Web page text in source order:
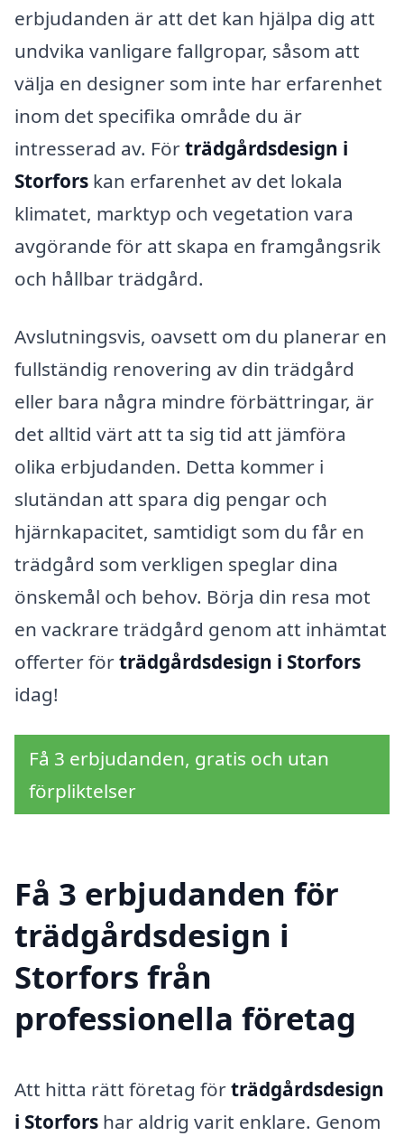
erbjudanden är att det kan hjälpa dig att
undvika vanligare fallgropar, såsom att
välja en designer som inte har erfarenhet
inom det specifika område du är
intresserad av. Förträdgårdsdesign i
Storfors kan erfarenhet av det lokala
klimatet, marktyp och vegetation vara
avgörande för att skapa en framgångsrik
och hållbar trädgård.
Avslutningsvis, oavsett om du planerar en
fullständig renovering av din trädgård
eller bara några mindre förbättringar, är
det alltid värt att ta sig tid att jämföra
olika erbjudanden. Detta kommer i
slutändan att spara dig pengar och
hjärnkapacitet, samtidigt som du får en
trädgård som verkligen speglar dina
önskemål och behov. Börja din resa mot
en vackrare trädgård genom att inhämtat
offerter förträdgårdsdesign i Storfors
idag!
Få 3 erbjudanden, gratis och utan
förpliktelser
Få 3 erbjudanden för
trädgårdsdesign i
Storfors från
professionella företag
Att hitta rätt företag förträdgårdsdesign
i Storfors har aldrig varit enklare. Genom